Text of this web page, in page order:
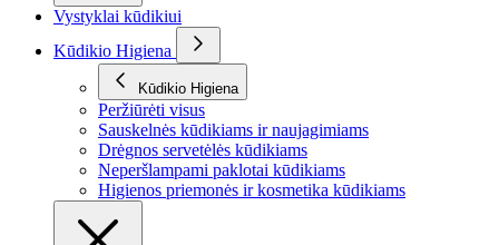
Vystyklai kūdikiui
Kūdikio Higiena
Kūdikio Higiena
Peržiūrėti visus
Sauskelnės kūdikiams ir naujagimiams
Drėgnos servetėlės kūdikiams
Neperšlampami paklotai kūdikiams
Higienos priemonės ir kosmetika kūdikiams